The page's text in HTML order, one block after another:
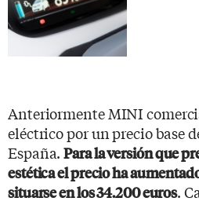
Anteriormente MINI
eléctrico por un precio base
España.Para la versión que
estética el precio ha
situarse en los 34.200 euros.